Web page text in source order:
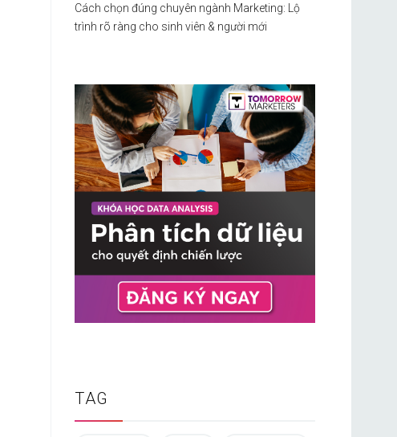
Cách chọn đúng chuyên ngành Marketing: Lộ
trình rõ ràng cho sinh viên & người mới
TAG